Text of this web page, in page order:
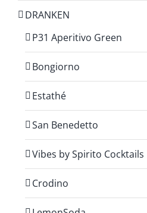
DRANKEN
P31 Aperitivo Green
Bongiorno
Estathé
San Benedetto
Vibes by Spirito Cocktails
Crodino